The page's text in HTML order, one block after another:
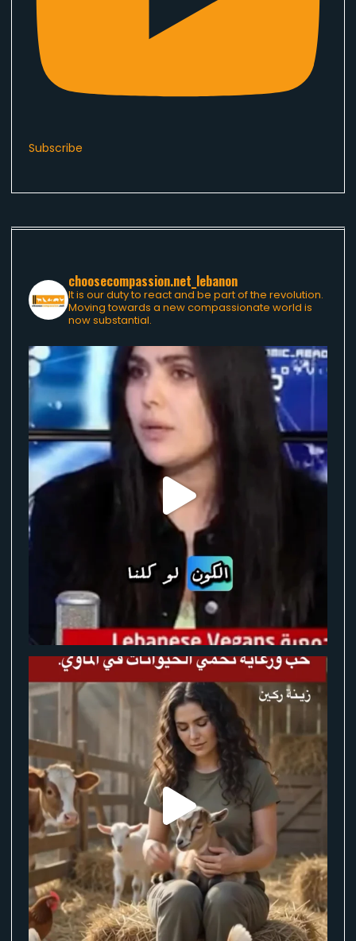
Subscribe
choosecompassion.net_lebanon
It is our duty to react and be part of the revolution.
Moving towards a new compassionate world is
now substantial.